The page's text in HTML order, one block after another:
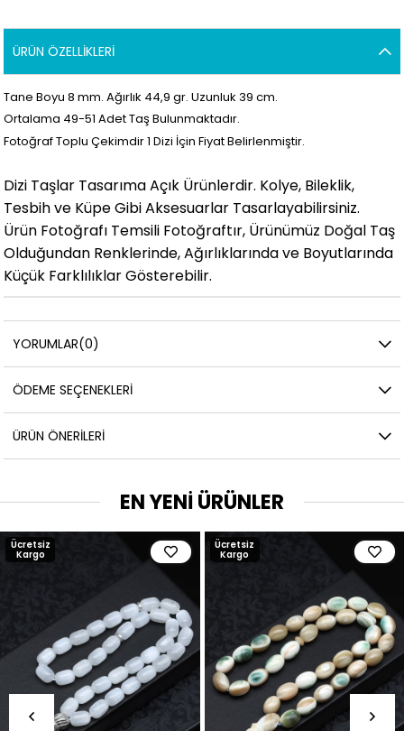
ÜRÜN ÖZELLIKLERI
Tane Boyu 8 mm. Ağırlık 44,9 gr. Uzunluk 39 cm.
Ortalama 49-51 Adet Taş Bulunmaktadır.
Fotoğraf Toplu Çekimdir 1 Dizi İçin Fiyat Belirlenmiştir.
Dizi Taşlar Tasarıma Açık Ürünlerdir. Kolye, Bileklik,
Tesbih ve Küpe Gibi Aksesuarlar Tasarlayabilirsiniz.
Ürün Fotoğrafı Temsili Fotoğraftır, Ürünümüz Doğal Taş
Olduğundan Renklerinde, Ağırlıklarında ve Boyutlarında
Küçük Farklılıklar Gösterebilir.
YORUMLAR(0)
ÖDEME SEÇENEKLERI
ÜRÜN ÖNERILERI
EN YENİ ÜRÜNLER
Ücretsiz
Kargo
Ücretsiz
Kargo